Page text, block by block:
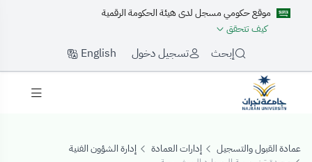
موقع حكومي مسجل لدى هيئة الحكومة الرقمية
كيف تتحقق
إبحث تسجيل دخول English
عمادة القبول والتسجيل إدارات العمادة
إدارة الشؤون الفنية